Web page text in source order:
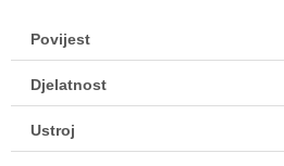
Povijest
Djelatnost
Ustroj